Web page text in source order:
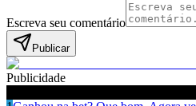
Escreva seu comentário
Publicar
Publicidade